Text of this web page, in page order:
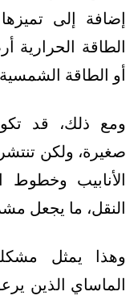
إضافة إلى
الطاقة الحرارية
أو الطاقة
ومع ذلك، قد
الأنابيب
النقل، ما يجعل
وهذا يمثل
الماساي الذين